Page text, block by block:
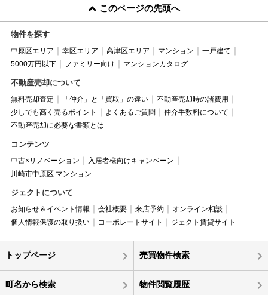
このページの先頭へ
物件を探す
中原区エリア 幸区エリア 高津区エリア マンション
一戸建て
5000万円以下
ファミリー向け マンションカタログ
不動産売却について
無料売却査定 「仲介」と「買取」の違い
不動産売却時の諸費用
少しでも高く売るポイント
よくあるご質問
仲介手数料について
不動産売却に必要な書類とは
コンテンツ
中古×リノベーション
入居者様向けキャンペーン
川崎市中原区 マンション
ジェクトについて
お知らせ＆イベント情報 会社概要 来店予約
オンライン相談
個人情報保護の取り扱い
コーポレートサイト ジェクト賃貸サイト
トップページ 売買物件検索
町名から検索 物件閲覧履歴